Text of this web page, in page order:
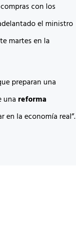
con los
el ministro
martes en la
preparan una
una reforma
en la economía real”.